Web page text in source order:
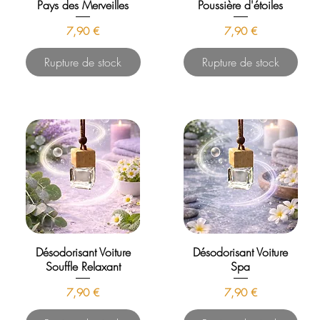
Pays des Merveilles
Prix
7,90 €
Rupture de stock
Poussière d'étoiles
Prix
7,90 €
Rupture de stock
Désodorisant Voiture
Souffle Relaxant
Prix
7,90 €
Désodorisant Voiture
Spa
Prix
7,90 €